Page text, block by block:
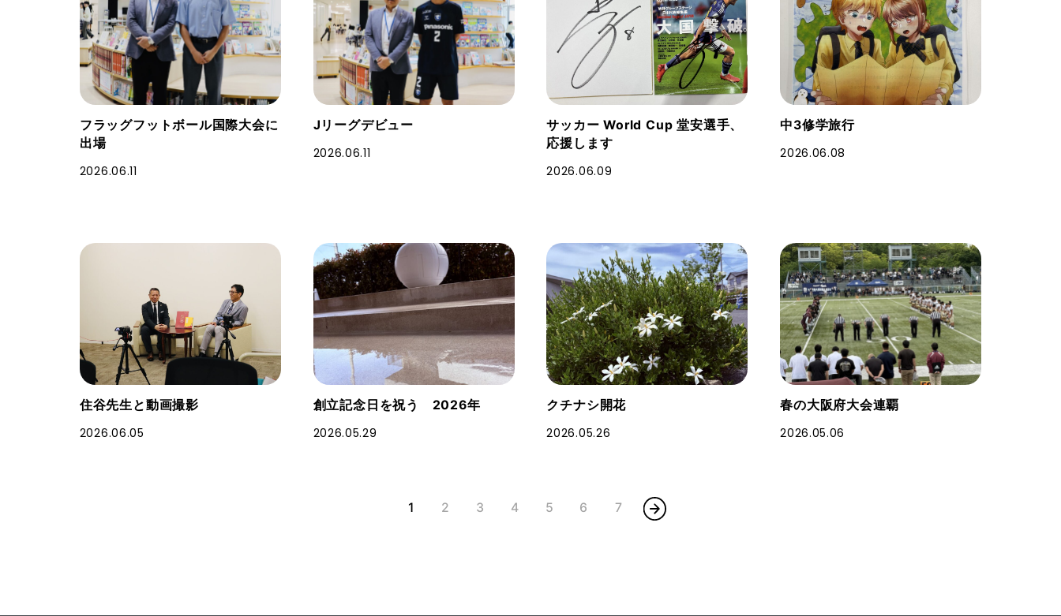
フラッグフットボール国際大会に
出場
2026.06.11
Jリーグデビュー
2026.06.11
サッカー World Cup 堂安選手、
応援します
2026.06.09
中3修学旅行
2026.06.08
住谷先生と動画撮影
2026.06.05
創立記念日を祝う 2026年
2026.05.29
クチナシ開花
2026.05.26
春の大阪府大会連覇
2026.05.06
1 2 3 4 5 6 7